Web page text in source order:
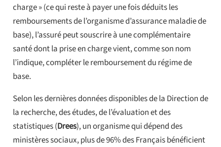
charge » (ce qui reste à payer une fois déduits les
remboursements de l’organisme d’assurance maladie de
base), l’assuré peut souscrire à une complémentaire
santé dont la prise en charge vient, comme son nom
l’indique, compléter le remboursement du régime de
base.
Selon les dernières données disponibles de la Direction de
la recherche, des études, de l’évaluation et des
statistiques (Drees), un organisme qui dépend des
ministères sociaux, plus de 96% des Français bénéficient